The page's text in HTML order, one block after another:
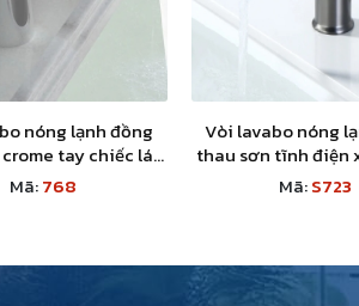
nóng lạnh đồng
tay chiếc lá
mã số 768
Mã:768
Vòi lavabo nóng
thau sơn tĩnh điện
S723
Mã:S723